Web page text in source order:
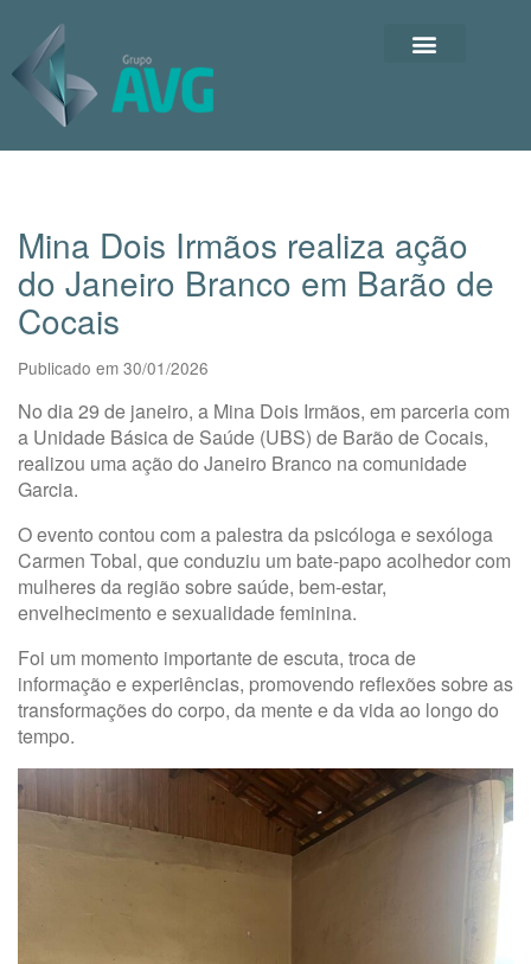
Mina Dois Irmãos realiza ação
do Janeiro Branco em Barão de
Cocais
Publicado em 30/01/2026
No dia 29 de janeiro, a Mina Dois Irmãos, em parceria com
a Unidade Básica de Saúde (UBS) de Barão de Cocais,
realizou uma ação do Janeiro Branco na comunidade
Garcia.
O evento contou com a palestra da psicóloga e sexóloga
Carmen Tobal, que conduziu um bate-papo acolhedor com
mulheres da região sobre saúde, bem-estar,
envelhecimento e sexualidade feminina.
Foi um momento importante de escuta, troca de
informação e experiências, promovendo reflexões sobre as
transformações do corpo, da mente e da vida ao longo do
tempo.